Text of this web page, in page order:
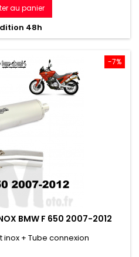
de
référence
au panier
48h
-7%
BMW F 650 2007-2012
+ Tube connexion